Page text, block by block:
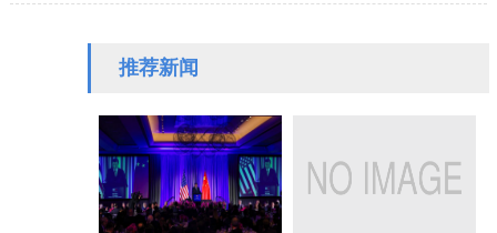
主任、国家网信办副主任王京涛，
推荐新闻